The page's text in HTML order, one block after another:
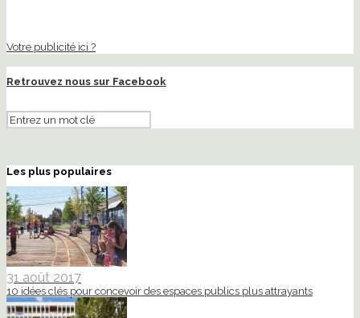
Votre publicité ici ?
Retrouvez nous sur Facebook
Les plus populaires
31 août 2017
10 idées clés pour concevoir des espaces publics plus attrayants